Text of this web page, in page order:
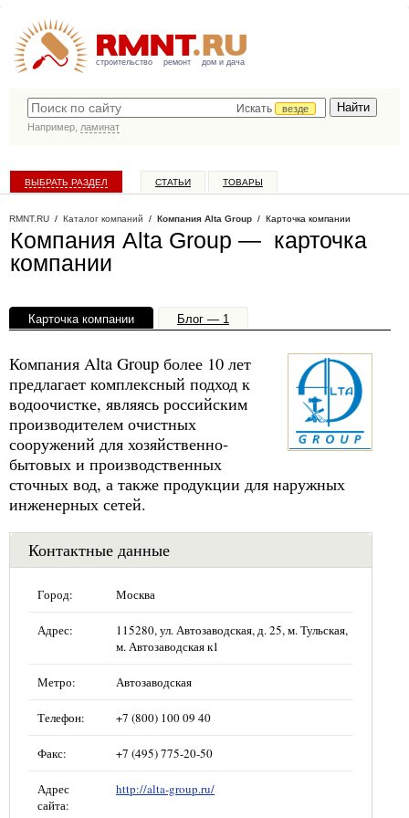
строительство ремонт дом и дача
Искать
везде
Например, ламинат
ВЫБРАТЬ РАЗДЕЛ СТАТЬИ ТОВАРЫ
RMNT.RU / Каталог компаний / Компания Alta Group / Карточка компании
Компания Alta Group — карточка
компании
Карточка компании
Блог — 1
Компания Alta Group более 10 лет
предлагает комплексный подход к
водоочистке, являясь российским
производителем очистных
сооружений для хозяйственно-
бытовых и производственных
сточных вод, а также продукции для наружных
инженерных сетей.
Контактные данные
Город: Москва
Адрес:
115280, ул. Автозаводская, д. 25, м. Тульская,
м. Автозаводская к1
Метро: Автозаводская
Телефон: +7 (800) 100 09 40
Факс: +7 (495) 775-20-50
Адрес
сайта:
http://alta-group.ru/